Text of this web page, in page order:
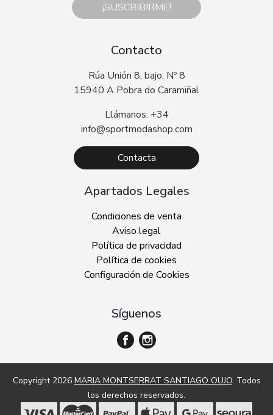
¡SUSCRIBIRME!
Contacto
Rúa Unión 8, bajo, Nº 8
15940 A Pobra do Caramiñal
Llámanos: +34
info@sportmodashop.com
Contacta
Apartados Legales
Condiciones de venta
Aviso legal
Política de privacidad
Política de cookies
Configuración de Cookies
Síguenos
Copyright 2026 MARIA MONTSERRAT SANTIAGO OUJO. Todos
los derechos reservados.